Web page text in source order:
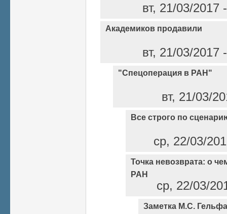
вт, 21/03/
Академиков продавили
вт, 21/03/
"Спецоперация в РАН"
вт, 21/03/
Все строго по
ср, 22/03/
Точка невозврата: о
РАН
ср, 22/03/
Заметка М.С.